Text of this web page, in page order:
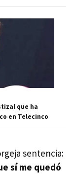
que ha
en Telecinco
sentencia:
sí me quedó